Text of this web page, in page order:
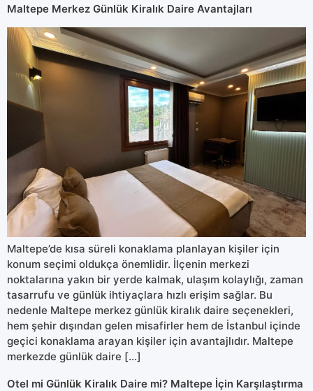
Maltepe Merkez Günlük Kiralık Daire Avantajları
Maltepe’de kısa süreli konaklama planlayan kişiler için
konum seçimi oldukça önemlidir. İlçenin merkezi
noktalarına yakın bir yerde kalmak, ulaşım kolaylığı, zaman
tasarrufu ve günlük ihtiyaçlara hızlı erişim sağlar. Bu
nedenle Maltepe merkez günlük kiralık daire seçenekleri,
hem şehir dışından gelen misafirler hem de İstanbul içinde
geçici konaklama arayan kişiler için avantajlıdır. Maltepe
merkezde günlük daire […]
Otel mi Günlük Kiralık Daire mi? Maltepe İçin Karşılaştırma